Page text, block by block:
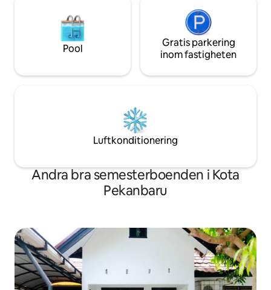
Pool
Gratis parkering
inom fastigheten
Luftkonditionering
Andra bra semesterboenden i Kota
Pekanbaru